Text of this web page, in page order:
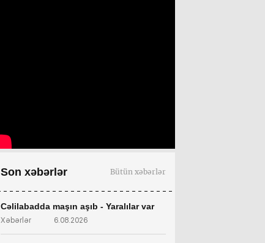
Son xəbərlər Bütün xəbərlər
Cəlilabadda maşın aşıb - Yaralılar var
Xəbərlər 6.08.2026